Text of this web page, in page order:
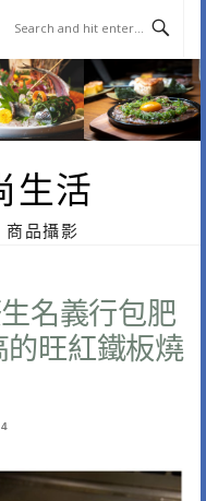
生活
商品攝影
名義行包肥
旺紅鐵板燒
4